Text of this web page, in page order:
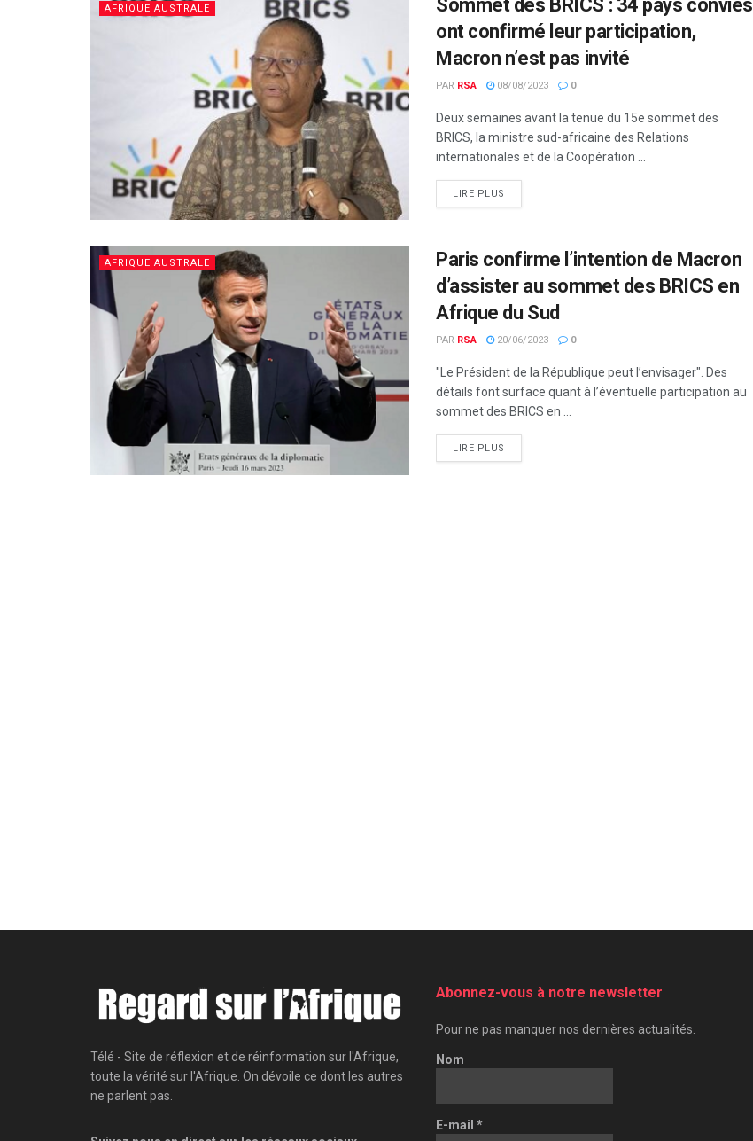
AFRIQUE AUSTRALE
Sommet des BRICS : 34 pays conviés
ont confirmé leur participation,
Macron n’est pas invité
PAR RSA 08/08/2023 0
Deux semaines avant la tenue du 15e sommet des
BRICS, la ministre sud-africaine des Relations
internationales et de la Coopération ...
LIRE PLUS
AFRIQUE AUSTRALE
Paris confirme l’intention de Macron
d’assister au sommet des BRICS en
Afrique du Sud
PAR RSA 20/06/2023 0
"Le Président de la République peut l’envisager". Des
détails font surface quant à l’éventuelle participation au
sommet des BRICS en ...
LIRE PLUS
Télé - Site de réflexion et de réinformation sur l'Afrique,
toute la vérité sur l'Afrique. On dévoile ce dont les autres
ne parlent pas.
Abonnez-vous à notre newsletter
Pour ne pas manquer nos dernières actualités.
Nom
E-mail *